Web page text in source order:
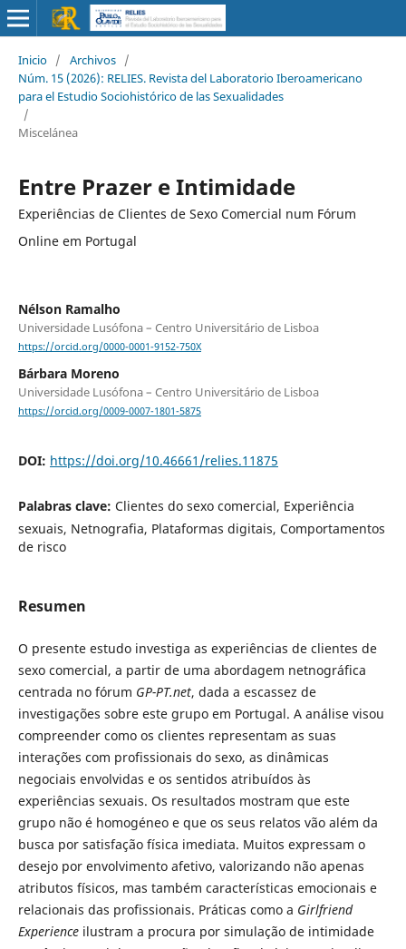
Inicio / Archivos /
Núm. 15 (2026): RELIES. Revista del Laboratorio Iberoamericano
para el Estudio Sociohistórico de las Sexualidades
/
Miscelánea
Entre Prazer e Intimidade
Experiências de Clientes de Sexo Comercial num Fórum
Online em Portugal
Nélson Ramalho
Universidade Lusófona – Centro Universitário de Lisboa
https://orcid.org/0000-0001-9152-750X
Bárbara Moreno
Universidade Lusófona – Centro Universitário de Lisboa
https://orcid.org/0009-0007-1801-5875
DOI: https://doi.org/10.46661/relies.11875
Palabras clave: Clientes do sexo comercial, Experiência
sexuais, Netnografia, Plataformas digitais, Comportamentos
de risco
Resumen
O presente estudo investiga as experiências de clientes de
sexo comercial, a partir de uma abordagem netnográfica
centrada no fórum GP-PT.net, dada a escassez de
investigações sobre este grupo em Portugal. A análise visou
compreender como os clientes representam as suas
interações com profissionais do sexo, as dinâmicas
negociais envolvidas e os sentidos atribuídos às
experiências sexuais. Os resultados mostram que este
grupo não é homogéneo e que os seus relatos vão além da
busca por satisfação física imediata. Muitos expressam o
desejo por envolvimento afetivo, valorizando não apenas
atributos físicos, mas também características emocionais e
relacionais das profissionais. Práticas como a Girlfriend
Experienceilustram a procura por simulação de intimidade